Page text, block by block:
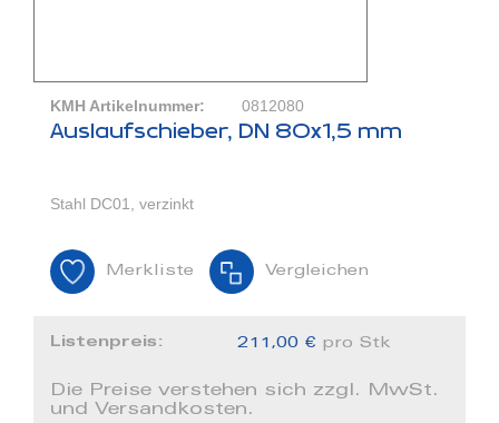
KMH Artikelnummer: 0812080
Auslaufschieber, DN 80x1,5 mm
Stahl DC01, verzinkt
Merkliste Vergleichen
Listenpreis: 211,00 € pro Stk
Die Preise verstehen sich zzgl. MwSt.
und Versandkosten.